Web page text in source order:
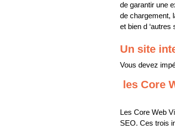
de garantir une
de chargement,
et bien d
Un site
Vous devez
les Core
Les Core Web
SEO. Ces trois